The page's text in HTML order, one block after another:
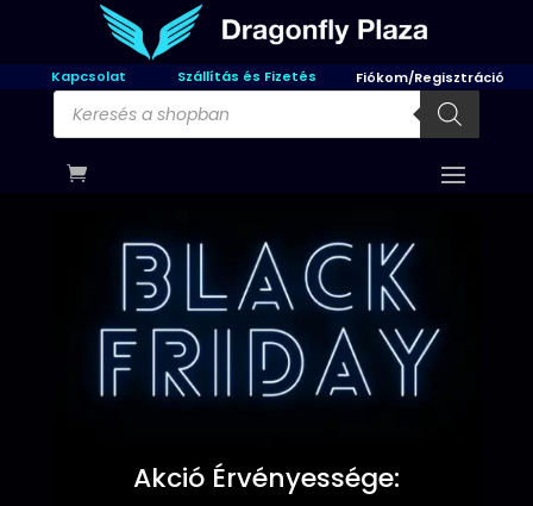
Kapcsolat Szállítás és Fizetés Fiókom/Regisztráció
Products
search
Akció Érvényessége: